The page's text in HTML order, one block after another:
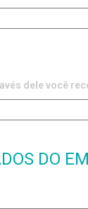
dele você
DO